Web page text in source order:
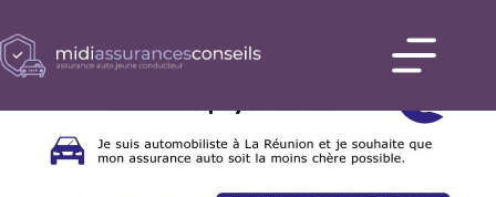
contenu
Comparez
d’assurance
auto